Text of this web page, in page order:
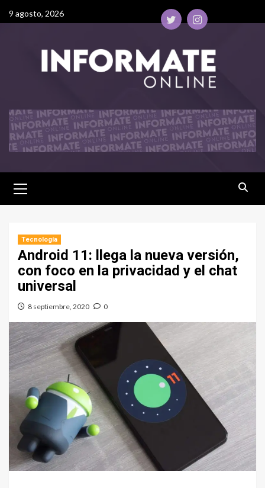
9 agosto, 2026
Tecnología
Android 11: llega la nueva versión,
con foco en la privacidad y el chat
universal
8 septiembre, 2020 0